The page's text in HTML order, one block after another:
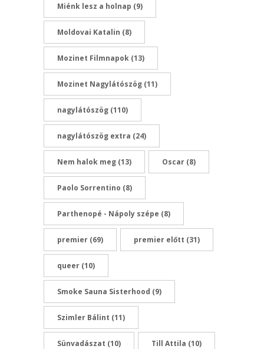
Miénk lesz a holnap (9)
Moldovai Katalin (8)
Mozinet Filmnapok (13)
Mozinet Nagylátószög (11)
nagylátószög (110)
nagylátószög extra (24)
Nem halok meg (13) Oscar (8)
Paolo Sorrentino (8)
Parthenopé - Nápoly szépe (8)
premier (69) premier előtt (31)
queer (10)
Smoke Sauna Sisterhood (9)
Szimler Bálint (11)
Sünvadászat (10) Till Attila (10)